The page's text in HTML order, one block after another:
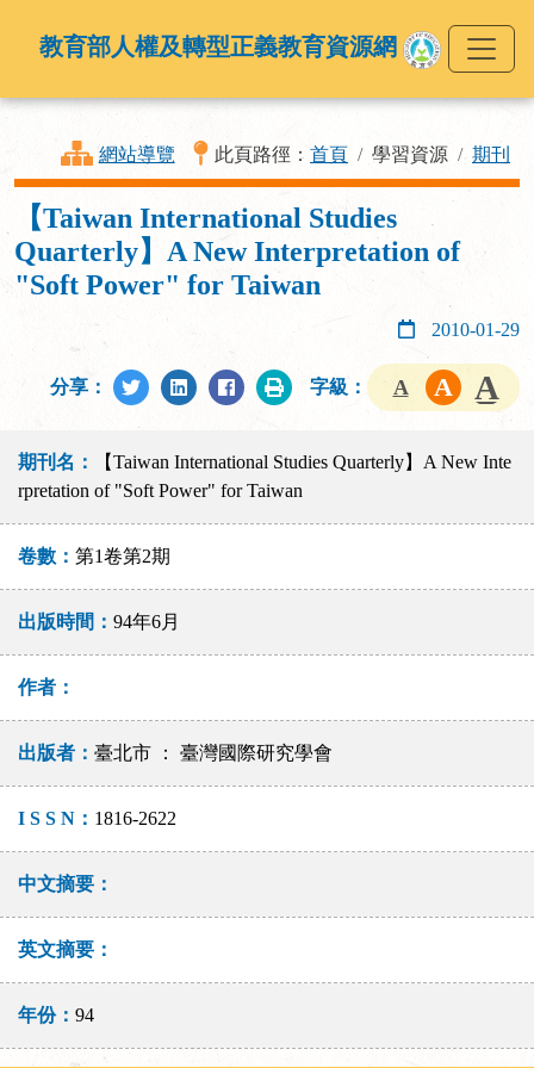
教育部人權及轉型正義教育資源網
網站導覽 此頁路徑： 首頁 學習資源 期刊
【Taiwan International Studies
Quarterly】A New Interpretation of
"Soft Power" for Taiwan
2010-01-29
分享： 字級：
期刊名：
【Taiwan International Studies Quarterly】A New Inte
rpretation of "Soft Power" for Taiwan
卷數：第1卷第2期
出版時間：94年6月
作者：
出版者：臺北市 ： 臺灣國際研究學會
I S S N： 1816-2622
中文摘要：
英文摘要：
年份：94